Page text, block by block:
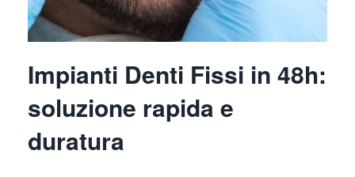
Impianti Denti Fissi in 48h:
soluzione rapida e
duratura